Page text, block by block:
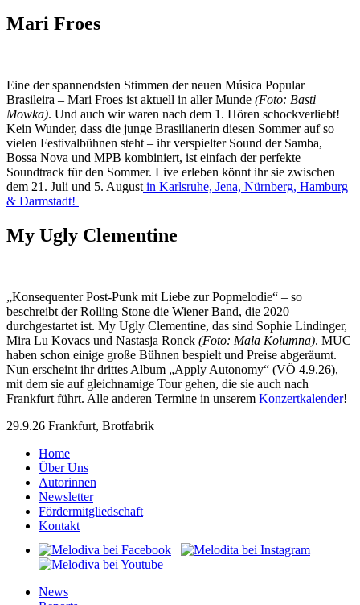
Mari Froes
Eine der spannendsten Stimmen der neuen Música Popular
Brasileira – Mari Froes ist aktuell in aller Munde (Foto: Basti
Mowka). Und auch wir waren nach dem 1. Hören schockverliebt!
Kein Wunder, dass die junge Brasilianerin diesen Sommer auf so
vielen Festivalbühnen steht – ihr verspielter Sound der Samba,
Bossa Nova und MPB kombiniert, ist einfach der perfekte
Soundtrack für den Sommer. Live erleben könnt ihr sie zwischen
dem 21. Juli und 5. August in Karlsruhe, Jena, Nürnberg, Hamburg
& Darmstadt!
My Ugly Clementine
„Konsequenter Post-Punk mit Liebe zur Popmelodie“ – so
beschreibt der Rolling Stone die Wiener Band, die 2020
durchgestartet ist. My Ugly Clementine, das sind Sophie Lindinger,
Mira Lu Kovacs und Nastasja Ronck (Foto: Mala Kolumna). MUC
haben schon einige große Bühnen bespielt und Preise abgeräumt.
Nun erscheint ihr drittes Album „Apply Autonomy“ (VÖ 4.9.26),
mit dem sie auf gleichnamige Tour gehen, die sie auch nach
Frankfurt führt. Alle anderen Termine in unserem Konzertkalender!
29.9.26 Frankfurt, Brotfabrik
Home
Über Uns
Autorinnen
Newsletter
Fördermitgliedschaft
Kontakt
News